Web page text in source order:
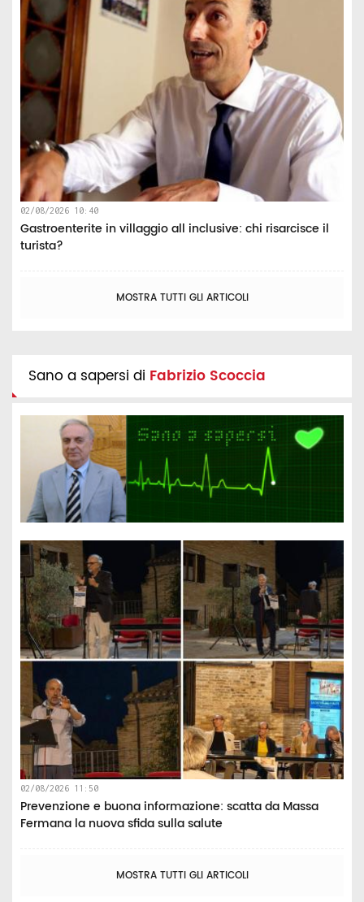
02/08/2026 10:40
Gastroenterite in villaggio all inclusive: chi risarcisce il
turista?
MOSTRA TUTTI GLI ARTICOLI
Sano a sapersi di Fabrizio Scoccia
02/08/2026 11:50
Prevenzione e buona informazione: scatta da Massa
Fermana la nuova sfida sulla salute
MOSTRA TUTTI GLI ARTICOLI